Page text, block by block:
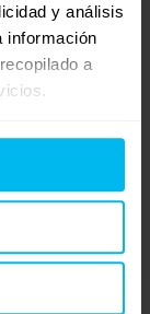
y análisis
información
a